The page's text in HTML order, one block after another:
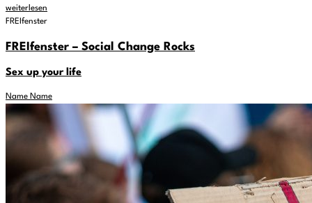
weiterlesen
FREIfenster
FREIfenster – Social Change Rocks
Sex up your life
Name Name